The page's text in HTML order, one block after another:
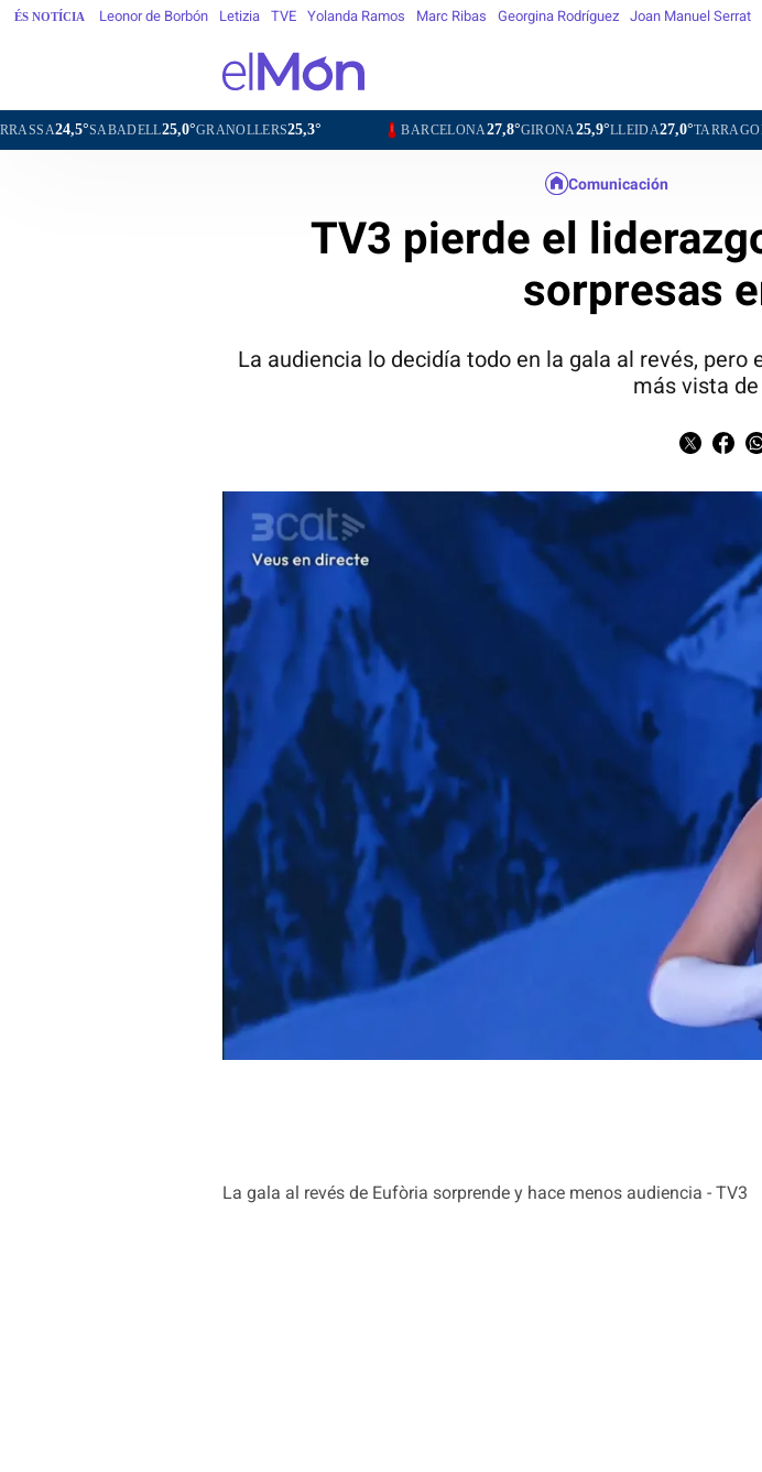
ÉS NOTÍCIA Leonor de Borbón Letizia TVE Yolanda Ramos Marc Ribas Georgina Rodríguez Joan Manuel Serrat
25,0°GRANOLLERS25,3° BARCELONA 27,8°GIRONA25,9°LLEIDA27,0°TARRAGONA28,1°
La gala al revés de Eufòria sorprende y hace menos audiencia - TV3
Comunicación
TV3 pierde el
sorpresas
La audiencia lo decidía todo en la gala al revés,
más vista